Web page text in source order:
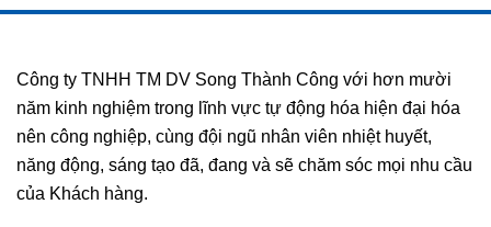
Công ty TNHH TM DV Song Thành Công với hơn mười
năm kinh nghiệm trong lĩnh vực tự động hóa hiện đại hóa
nên công nghiệp, cùng đội ngũ nhân viên nhiệt huyết,
năng động, sáng tạo đã, đang và sẽ chăm sóc mọi nhu cầu
của Khách hàng.